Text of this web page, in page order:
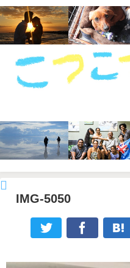
IMG-5050